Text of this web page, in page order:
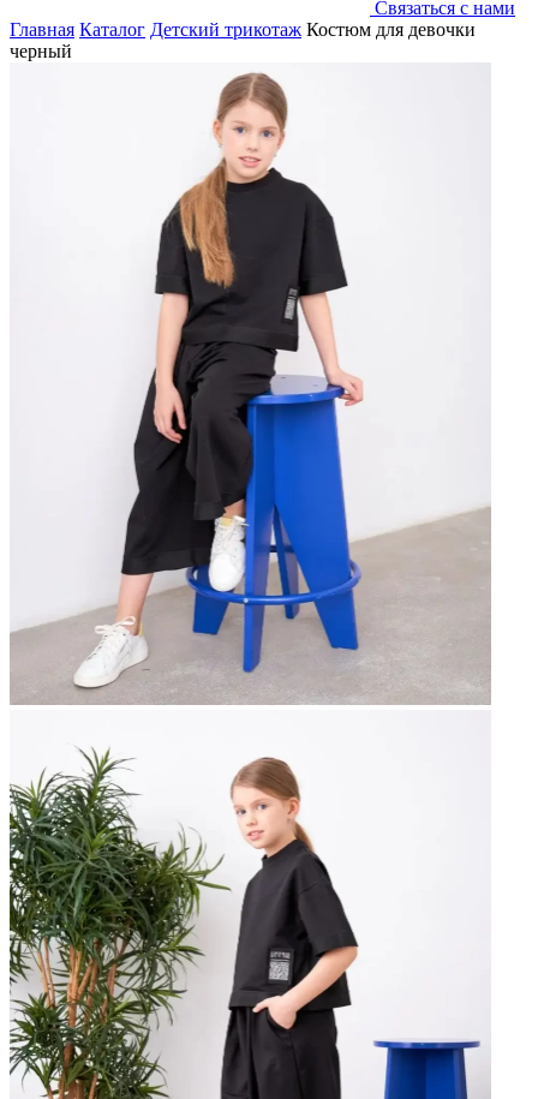
Связаться с нами
Главная Каталог Детский трикотаж Костюм для девочки
черный